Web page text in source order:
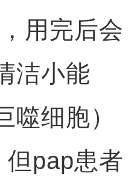
用完后会
洁小能
噬细胞）
但pap患者